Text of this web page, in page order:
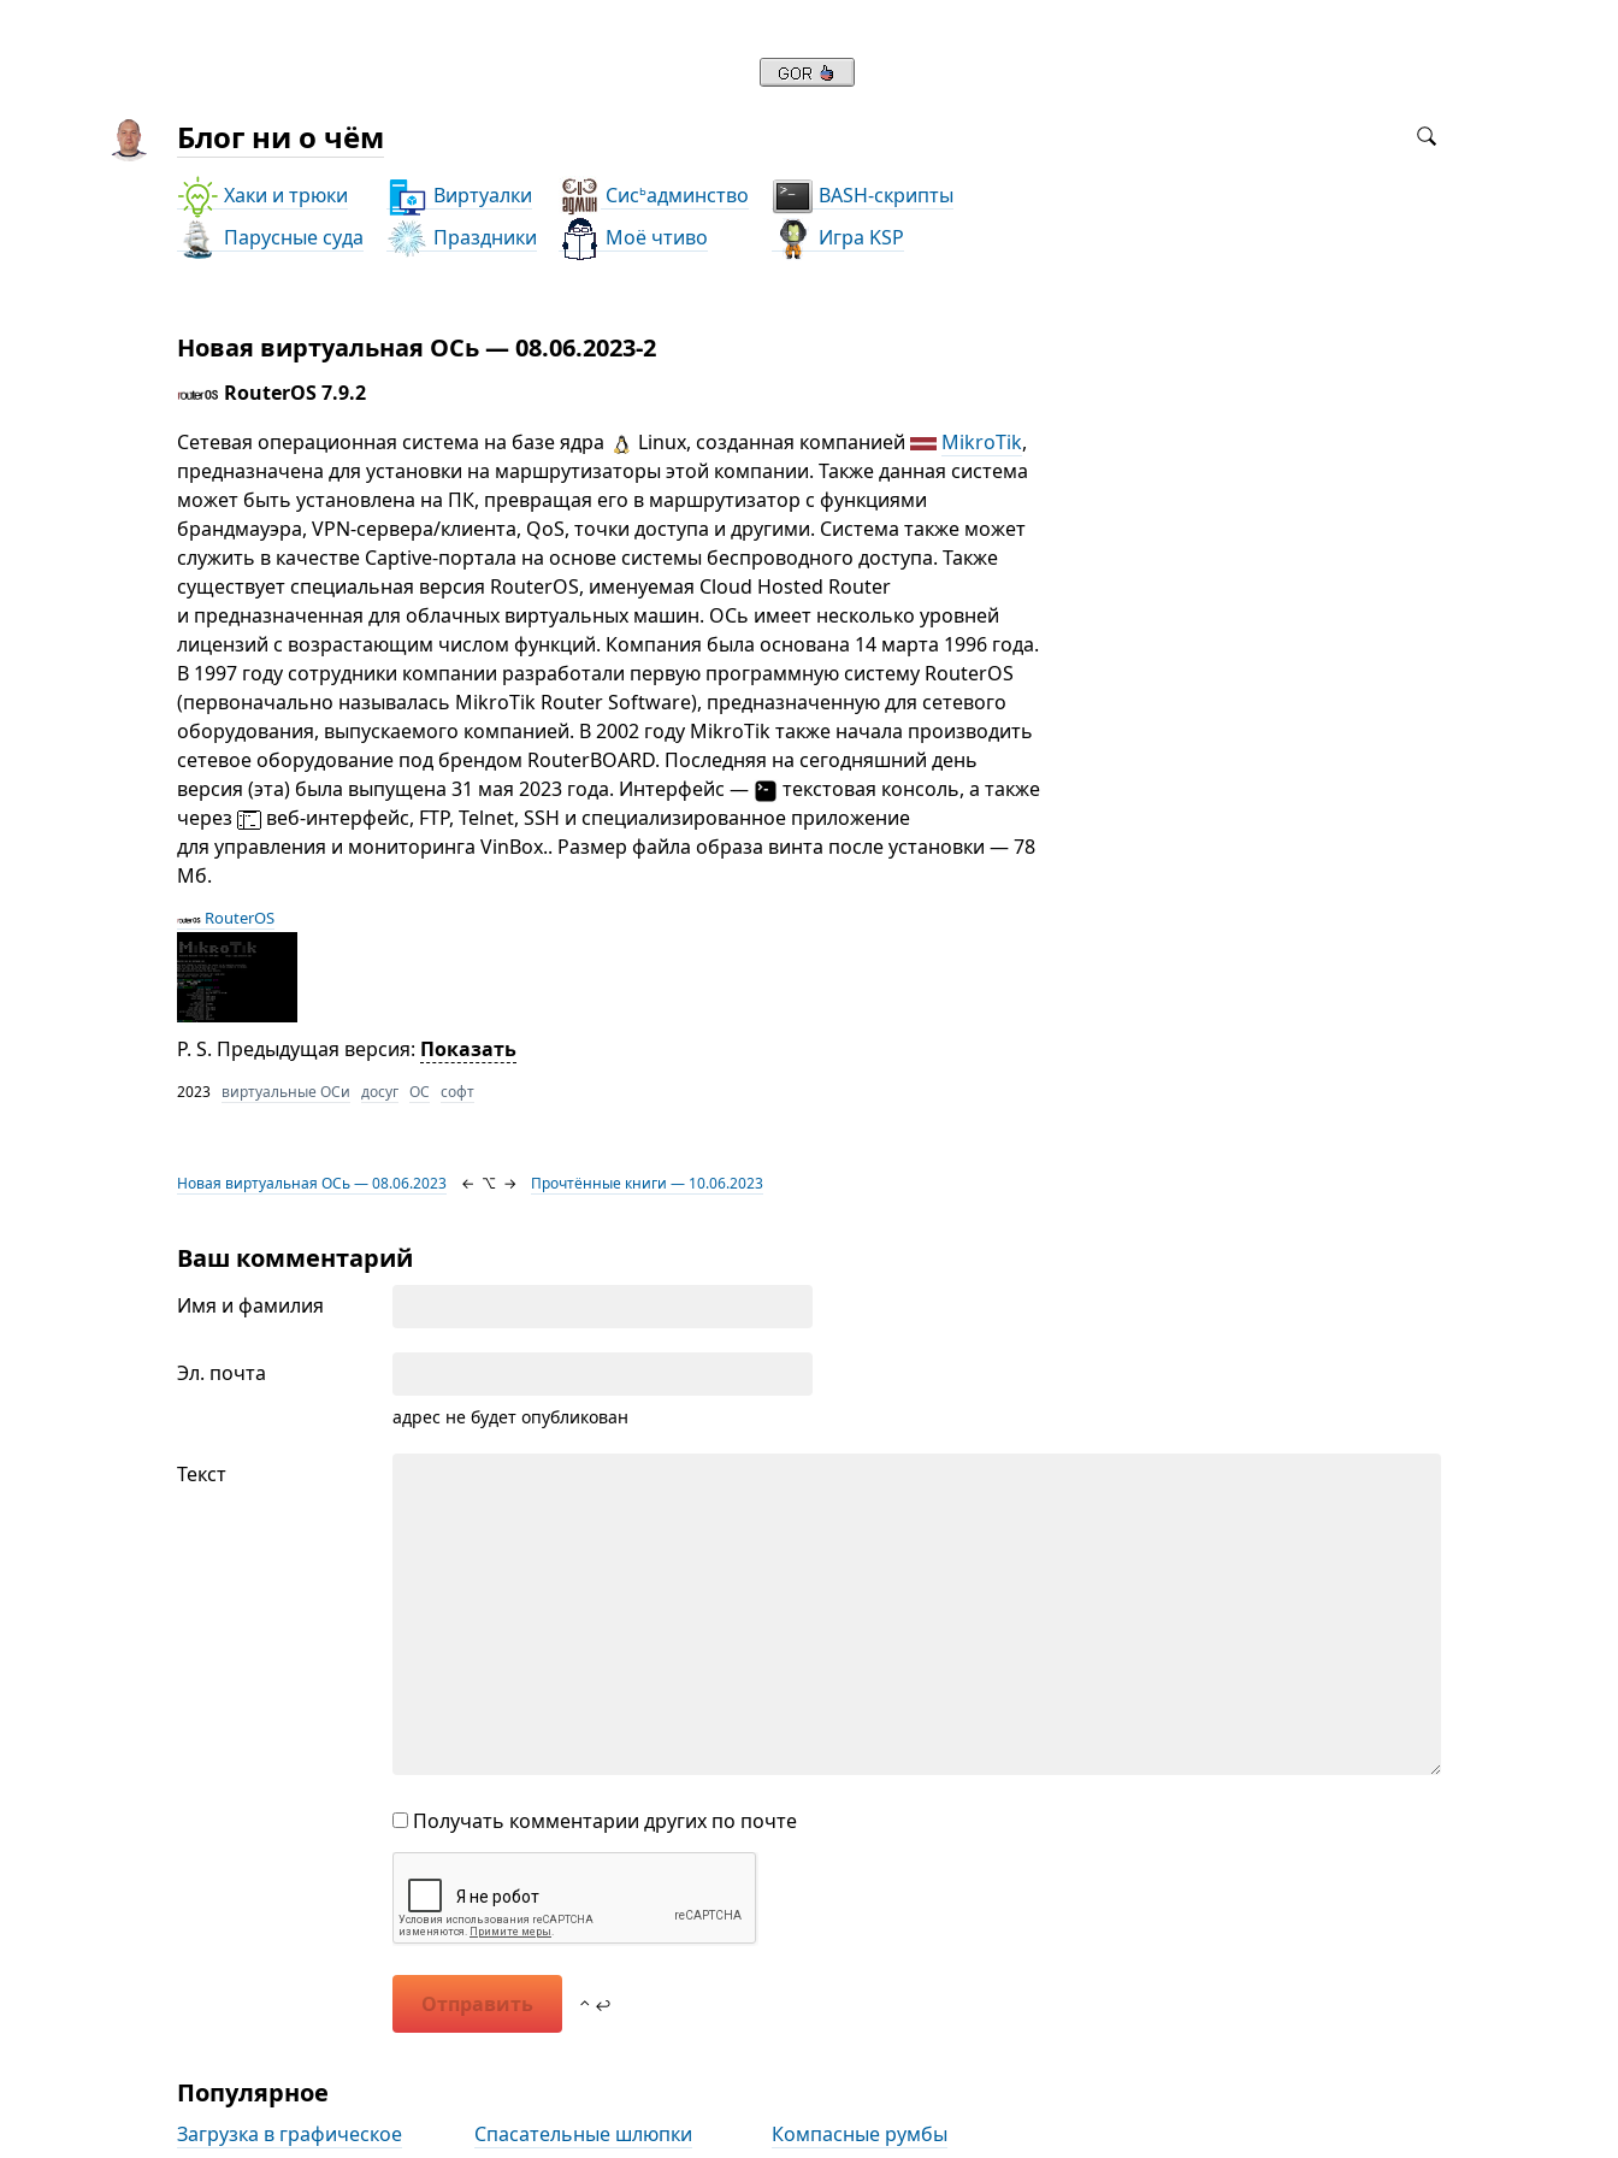
Блог ни о чём
Хаки и трюки Виртуалки Сисьадминство
BASH-скрипты
Парусные суда
Праздники Моё чтиво Игра KSP
Новая виртуальная ОСь — 08.06.2023-2
RouterOS 7.9.2
Сетевая операционная система на базе ядра
Linux, созданная компанией MikroTik,
предназначена для установки на маршрутизаторы этой компании. Также данная система
может быть установлена на ПК, превращая его в маршрутизатор с функциями
брандмауэра, VPN-сервера/клиента, QoS, точки доступа и другими. Система также может
служить в качестве Captive-портала на основе системы беспроводного доступа. Также
существует специальная версия RouterOS, именуемая Cloud Hosted Router
и предназначенная для облачных виртуальных машин. ОСь имеет несколько уровней
лицензий с возрастающим числом функций. Компания была основана 14 марта 1996 года.
В 1997 году сотрудники компании разработали первую программную систему RouterOS
(первоначально называлась MikroTik Router Software), предназначенную для сетевого
оборудования, выпускаемого компанией. В 2002 году MikroTik также начала производить
сетевое оборудование под брендом RouterBOARD. Последняя на сегодняшний день
версия (эта) была выпущена 31 мая 2023 года. Интерфейс —
текстовая консоль, а также
через
веб-интерфейс, FTP, Telnet, SSH и специализированное приложение
для управления и мониторинга VinBox.. Размер файла образа винта после установки — 78
Мб.
RouterOS
P. S. Предыдущая версия: Показать
2023 виртуальные ОСи досуг ОС софт
Новая виртуальная ОСь — 08.06.2023 ← ⌥ → Прочтённые книги — 10.06.2023
Ваш комментарий
Имя и фамилия
Эл. почта
адрес не будет опубликован
Текст
Получать комментарии других по почте
Отправить ⌃ ↩
Популярное
Загрузка в графическое
Спасательные шлюпки Компасные румбы